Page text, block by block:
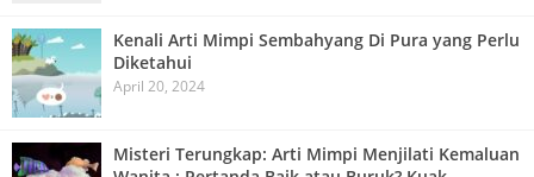
Kenali Arti Mimpi Sembahyang Di Pura yang Perlu
Diketahui
April 20, 2024
Misteri Terungkap: Arti Mimpi Menjilati Kemaluan